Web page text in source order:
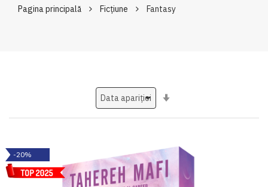
Pagina principală Ficțiune Fantasy
-20%